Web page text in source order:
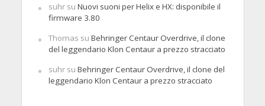
suhrsu Nuovi suoni per Helix e HX: disponibile il
firmware 3.80
Thomas su Behringer Centaur Overdrive, il clone
del leggendario Klon Centaur a prezzo stracciato
suhrsu Behringer Centaur Overdrive, il clone del
leggendario Klon Centaur a prezzo stracciato